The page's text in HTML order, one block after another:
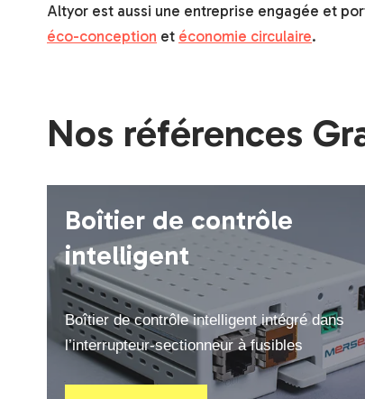
Altyor est aussi une entreprise engagée et
éco-conception et économie circulaire.
Nos références
Boîtier de contrôle
intelligent
Boîtier de contrôle intelligent intégré dans
l’interrupteur-sectionneur à fusibles